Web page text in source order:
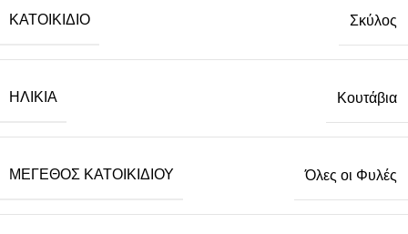
ΚΑΤΟΙΚΊΔΙΟ Σκύλος
ΗΛΙΚΊΑ Κουτάβια
ΜΈΓΕΘΟΣ ΚΑΤΟΙΚΙΔΊΟΥ Όλες οι Φυλές